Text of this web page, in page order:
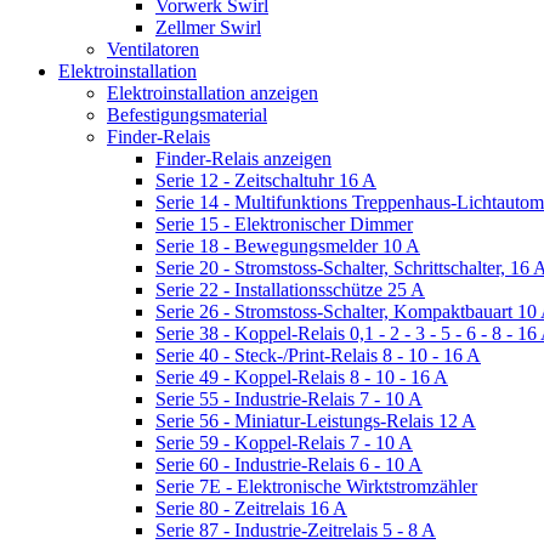
Vorwerk Swirl
Zellmer Swirl
Ventilatoren
Elektroinstallation
Elektroinstallation anzeigen
Befestigungsmaterial
Finder-Relais
Finder-Relais anzeigen
Serie 12 - Zeitschaltuhr 16 A
Serie 14 - Multifunktions Treppenhaus-
Serie 15 - Elektronischer Dimmer
Serie 18 - Bewegungsmelder 10 A
Serie 20 - Stromstoss-Schalter, Schrittschalter, 16 A
Serie 22 - Installationsschütze 25 A
Serie 26 - Stromstoss-Schalter, Kompaktbauart 10
Serie 38 - Koppel-Relais 0,1 - 2 - 3 - 5 - 6 - 8 - 16
Serie 40 - Steck-/Print-Relais 8 - 10 - 16 A
Serie 49 - Koppel-Relais 8 - 10 - 16 A
Serie 55 - Industrie-Relais 7 - 10 A
Serie 56 - Miniatur-Leistungs-Relais 12 A
Serie 59 - Koppel-Relais 7 - 10 A
Serie 60 - Industrie-Relais 6 - 10 A
Serie 7E - Elektronische Wirktstromzähler
Serie 80 - Zeitrelais 16 A
Serie 87 - Industrie-Zeitrelais 5 - 8 A